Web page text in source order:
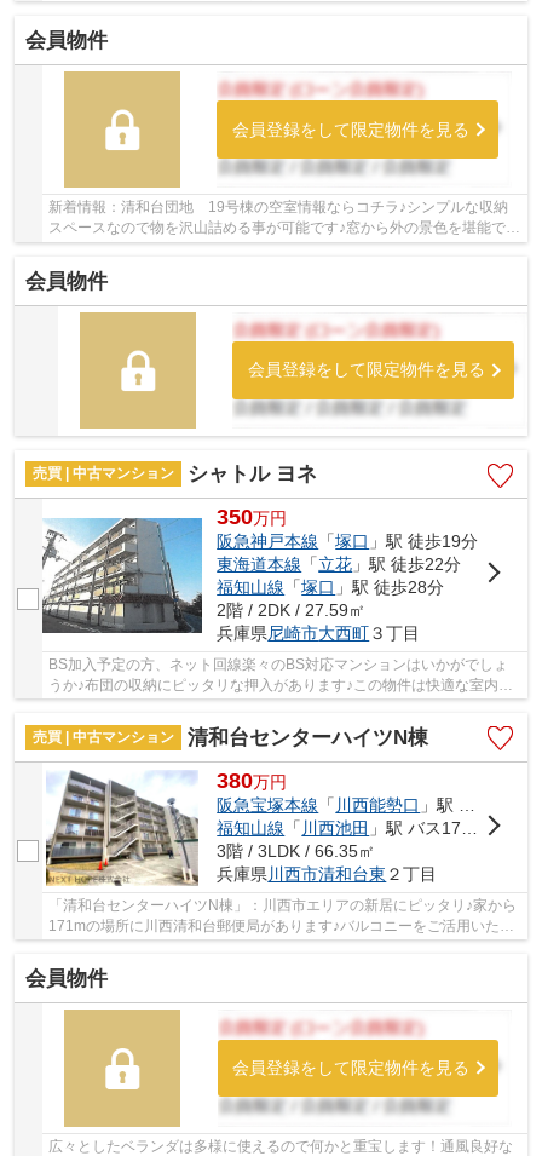
会員物件
会員登録をして限定物件を見る
新着情報：清和台団地 19号棟の空室情報ならコチラ♪シンプルな収納
スペースなので物を沢山詰める事が可能です♪窓から外の景色を堪能でき
る、眺望良好なお部屋です♪システムキッチン付...
会員物件
会員登録をして限定物件を見る
売買 | 中古マンション シャトル ヨネ
350万円
阪急神戸本線 「塚口 」駅 徒歩19分
東海道本線 「立花 」駅 徒歩22分
福知山線 「塚口 」駅 徒歩28分
2階 / 2DK / 27.59㎡
兵庫県尼崎市大西町３丁目
BS加入予定の方、ネット回線楽々のBS対応マンションはいかがでしょ
うか♪布団の収納にピッタリな押入があります♪この物件は快適な室内環
売買 | 中古マンション
清和台センターハイツN棟
380万円
阪急宝塚本線 「 川西能勢口 」駅 バス17分 「清和台中央」 停歩2分
福知山線 「 川西池田 」駅 バス17分 「清和台中央」 停歩2分
3階 / 3LDK / 66.35㎡
兵庫県川西市清和台東 ２丁目
「清和台センターハイツN棟」：川西市エリアの新居にピッタリ♪家から
171mの場所に川西清和台郵便局があります♪バルコニーをご活用いただ
会員物件
会員登録をして限定物件を見る
広々としたベランダは多様に使えるので何かと重宝します！通風良好な